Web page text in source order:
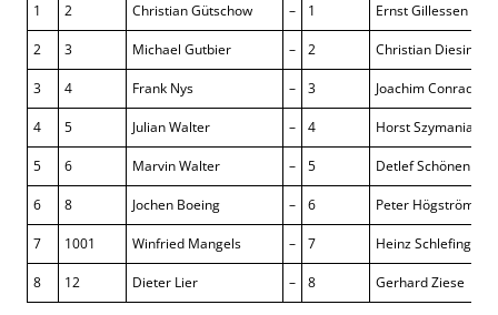
1 2 Christian Gütschow – 1 Ernst Gillessen
2 3 Michael Gutbier – 2 Christian Diesing
3 4 Frank Nys – 3 Joachim Conrad
4 5 Julian Walter – 4 Horst Szymaniak
5 6 Marvin Walter – 5 Detlef Schönen
6 8 Jochen Boeing – 6 Peter Högström
7 1001 Winfried Mangels – 7 Heinz Schlefing
8 12 Dieter Lier – 8 Gerhard Ziese